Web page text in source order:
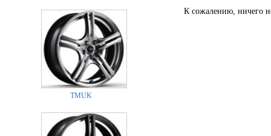
TMUK
К сожалению, ничего